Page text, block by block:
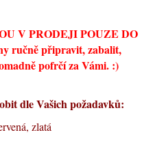
V PRODEJI POUZE DO
ručně připravit, zabalit,
pofrčí za Vámi. :)
dle Vašich požadavků:
zlatá